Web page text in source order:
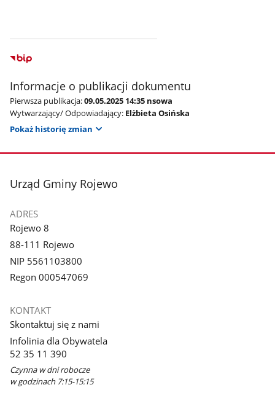
Informacje o publikacji dokumentu
Pierwsza publikacja:09.05.2025 14:35 nsowa
Wytwarzający/ Odpowiadający: Elżbieta Osińska
Pokaż historię zmian
stopka
Urząd Gminy Rojewo
ADRES
Rojewo 8
88-111 Rojewo
NIP 5561103800
Regon 000547069
KONTAKT
Skontaktuj się z nami
Infolinia dla Obywatela
52 35 11 390
Czynna w dni robocze
w godzinach 7:15-15:15